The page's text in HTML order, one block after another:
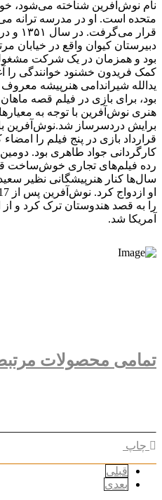
نام نوش‌آفرین شناخته می‌شود،
متحده است. او در مدرسه ترانه
دبیرستان کیوان واقع در خیابان
بود و همزمان در یک شرکت مشغول
کمک فریدون خشنود خوانندگی را
یدالله شیراندامی هنرپیشه
بود، برای بازی در فیلم قصه
هنری نوش‌آفرین با توجه به
برایش دردسرساز شد.نوش‌آفرین با
قرارداد بازی در پنج فیلم را
کارگردانی جواد طاهری بود.
رده فیلم‌های تجاری خوش‌ساخت
سال‌ها کنار هنرپیشگانی نظیر
را به قصد هندوستان ترک کرد و
آمریکا شد.
تمامی محصولات
چاپ
قبلی
بعدی